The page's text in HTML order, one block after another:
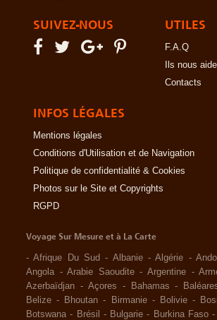
SUIVEZ-NOUS UTILES
F.A.Q
Ils nous
Contacts
INFOS LÉGALES
Mentions légales
Conditions d'Utilisation et de Navigation
Politique de confidentialité & Cookies
Photos sur le Site et Copyrights
RGPD
Voyage Sur Mesure et à La Carte
-Afrique Du Sud - Albanie -Algérie -
Angola -Arabie Saoudite -Argentine -
Azerbaïdjan - Açores - Bahamas -
Belize - Bhoutan - Birmanie - Bolivie -
Botswana - Brésil - Bulgarie - Burkina Faso -